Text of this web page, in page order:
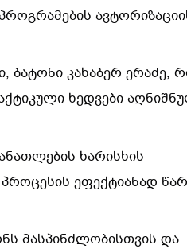
ბატონი კახაბერ ერაძე,
ხედვები
ხარისხის
ეფექტიანად
მასპინძლობისთვის და